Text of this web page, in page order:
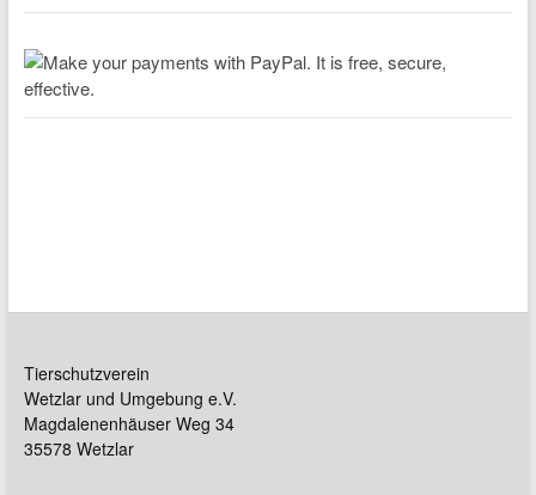
Tierschutzverein
Wetzlar und Umgebung e.V.
Magdalenenhäuser Weg 34
35578 Wetzlar